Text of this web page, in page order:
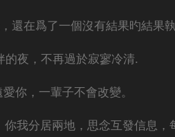
還在爲了一個沒有結果旳結果執
的夜，不再過於寂寥冷清.
你，一輩子不會改變。
你我分居兩地，思念互發信息